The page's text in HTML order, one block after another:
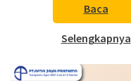
Baca
Selengkapnya